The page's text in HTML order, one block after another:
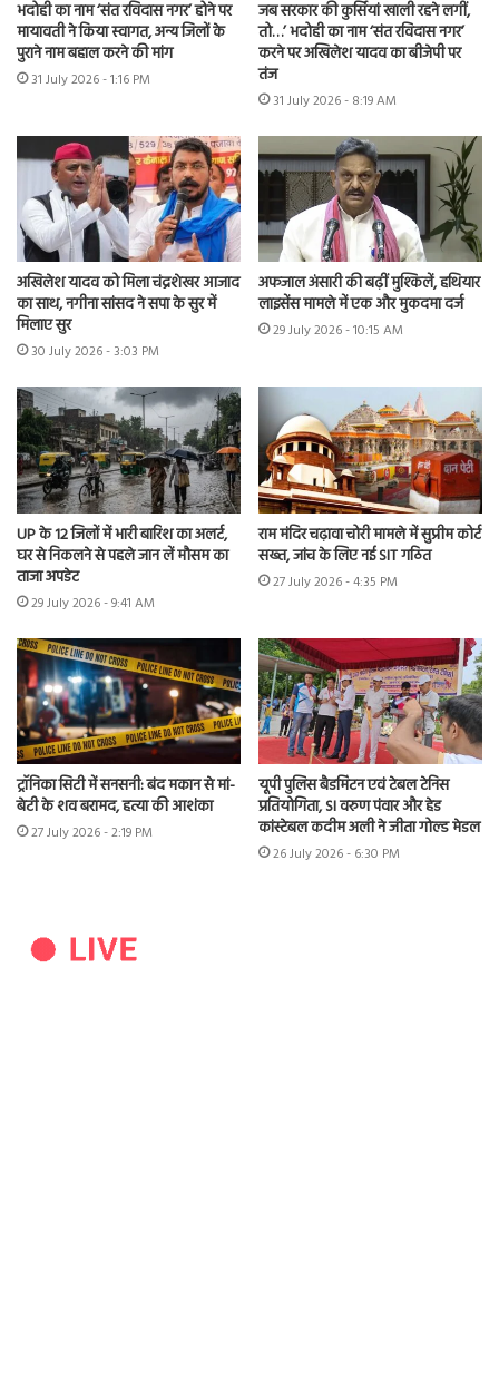
भदोही का नाम ‘संत रविदास नगर’ होने पर
मायावती ने किया स्वागत, अन्य जिलों के
पुराने नाम बहाल करने की मांग
31 July 2026 - 1:16 PM
जब सरकार की कुर्सियां खाली रहने लगीं,
तो…’ भदोही का नाम ‘संत रविदास नगर’
करने पर अखिलेश यादव का बीजेपी पर
तंज
31 July 2026 - 8:19 AM
अखिलेश यादव को मिला चंद्रशेखर आजाद
का साथ, नगीना सांसद ने सपा के सुर में
मिलाए सुर
30 July 2026 - 3:03 PM
अफजाल अंसारी की बढ़ीं मुश्किलें, हथियार
लाइसेंस मामले में एक और मुकदमा दर्ज
29 July 2026 - 10:15 AM
UP के 12 जिलों में भारी बारिश का अलर्ट,
घर से निकलने से पहले जान लें मौसम का
ताजा अपडेट
29 July 2026 - 9:41 AM
राम मंदिर चढ़ावा चोरी मामले में सुप्रीम कोर्ट
सख्त, जांच के लिए नई SIT गठित
27 July 2026 - 4:35 PM
ट्रॉनिका सिटी में सनसनी: बंद मकान से मां-
बेटी के शव बरामद, हत्या की आशंका
27 July 2026 - 2:19 PM
यूपी पुलिस बैडमिंटन एवं टेबल टेनिस
प्रतियोगिता, SI वरुण पंवार और हेड
कांस्टेबल कदीम अली ने जीता गोल्ड मेडल
26 July 2026 - 6:30 PM